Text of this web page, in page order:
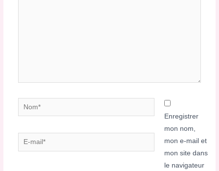
Nom*
E-
mail*
Enregistrer
mon nom,
mon e-mail et
mon site dans
le navigateur